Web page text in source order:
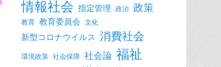
情報社会 指定管理 政治 政策
教育 教育委員会 文化
新型コロナウイルス 消費社会
環境政策 社会保障 社会論 福祉